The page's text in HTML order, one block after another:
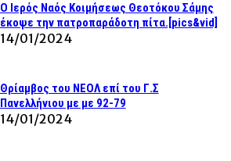
Ο Ιερός Ναός Κοιμήσεως Θεοτόκου Σάμης
έκοψε την πατροπαράδοτη πίτα.[pics&vid]
14/01/2024
Θρίαμβος του ΝΕΟΛ επί του Γ.Σ
Πανελλήνιου με με 92-79
14/01/2024